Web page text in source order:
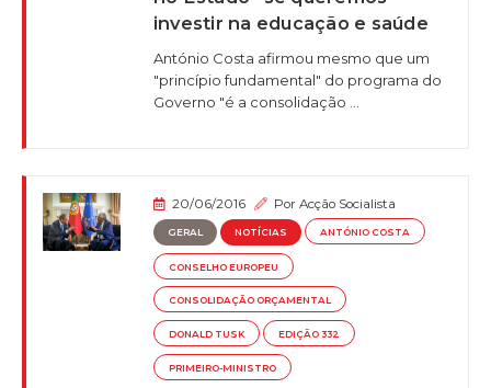
investir na educação e saúde
António Costa afirmou mesmo que um
"princípio fundamental" do programa do
Governo "é a consolidação ...
20/06/2016 PorAcção Socialista
GERAL NOTÍCIAS ANTÓNIO COSTA
CONSELHO EUROPEU
CONSOLIDAÇÃO ORÇAMENTAL
DONALD TUSK EDIÇÃO 332
PRIMEIRO-MINISTRO